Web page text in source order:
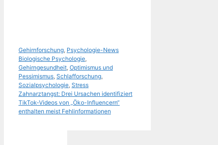
Kategorien
Gehirnforschung Psychologie-NewsSchlagwörter
Biologische Psychologie
Gehirngesundheit Optimismus und
Pessimismus Schlafforschung
Sozialpsychologie Stress
Zahnarztangst: Drei Ursachen identifiziert
TikTok-Videos von „Öko-Influencern“
enthalten meist Fehlinformationen